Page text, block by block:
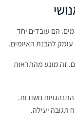
הם עובדים יחד
להבנת האיומים.
זה מונע מהתראות
חשודות.